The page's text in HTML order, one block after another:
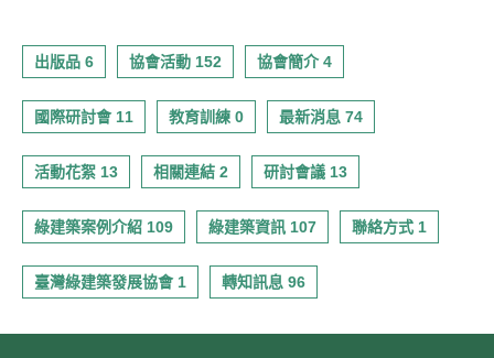
出版品 6 協會活動 152 協會簡介 4
國際研討會 11 教育訓練 0 最新消息 74
活動花絮 13 相關連結 2 研討會議 13
綠建築案例介紹 109 綠建築資訊 107 聯絡方式 1
臺灣綠建築發展協會 1 轉知訊息 96